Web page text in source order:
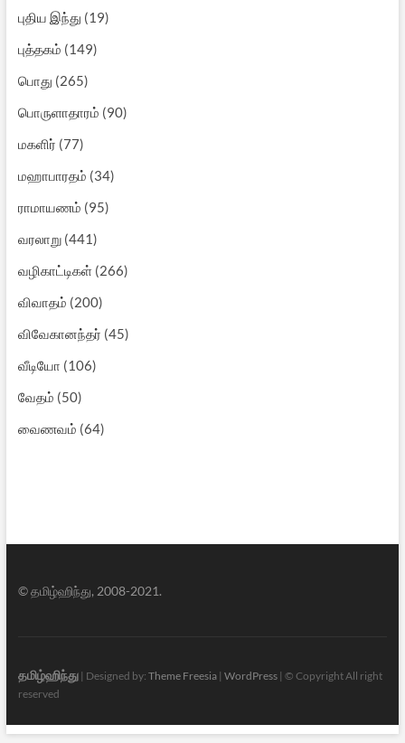
புதிய இந்து (19)
புத்தகம் (149)
பொது (265)
பொருளாதாரம் (90)
மகளிர் (77)
மஹாபாரதம் (34)
ராமாயணம் (95)
வரலாறு(441)
வழிகாட்டிகள்(266)
விவாதம் (200)
விவேகானந்தர் (45)
வீடியோ (106)
வேதம் (50)
வைணவம் (64)
© தமிழ்ஹிந்து, 2008-2021.
தமிழ்ஹிந்து| Designed by: Theme Freesia| WordPress| © Copyright All right
reserved